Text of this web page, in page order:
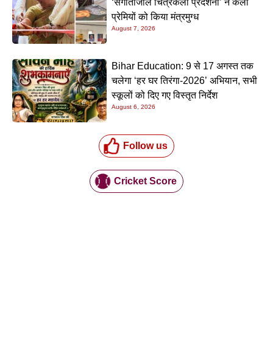
प्रेमियों को किया मंत्रमुग्ध
August 7, 2026
Bihar Education: 9 से 17 अगस्त तक
चलेगा ‘हर घर तिरंगा-2026’ अभियान, सभी
स्कूलों को दिए गए विस्तृत निर्देश
August 6, 2026
Follow us
Cricket Score